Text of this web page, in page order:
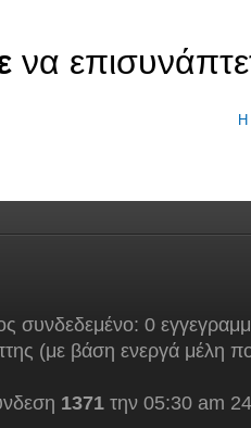
να
Η
συνδεδεμένο: 0
(με βάση ενεργά μέλη
1371την 05:30 am